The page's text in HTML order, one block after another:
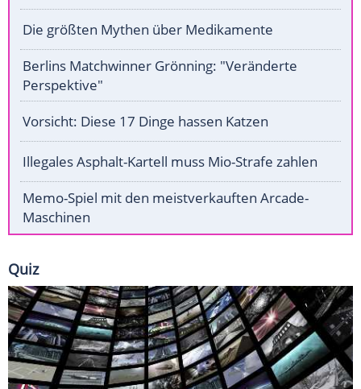
Die größten Mythen über Medikamente
Berlins Matchwinner Grönning: "Veränderte
Perspektive"
Vorsicht: Diese 17 Dinge hassen Katzen
Illegales Asphalt-Kartell muss Mio-Strafe zahlen
Memo-Spiel mit den meistverkauften Arcade-
Maschinen
Quiz